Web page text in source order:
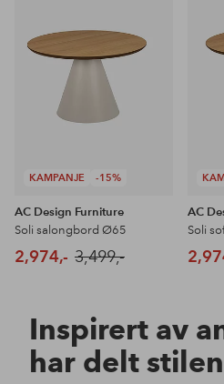
KAMPANJE -15%
AC Design Furniture
Soli salongbord Ø65
2,974,- 3,499,-
AC
Soli
Inspirert av
har delt